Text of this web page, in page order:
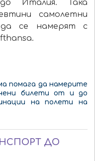
Италия. Така
самолетни
се намерят с
помага да намерите
билети от и до
на полети на
ДО